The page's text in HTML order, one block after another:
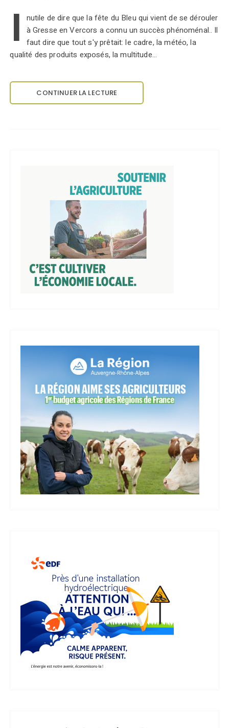
I
nutile de dire que la fête du Bleu qui vient de se dérouler
à Gresse en Vercors a connu un succès phénoménal.. Il
faut dire que tout s'y prêtait: le cadre, la météo, la
qualité des produits exposés, la multitude…
CONTINUER LA LECTURE